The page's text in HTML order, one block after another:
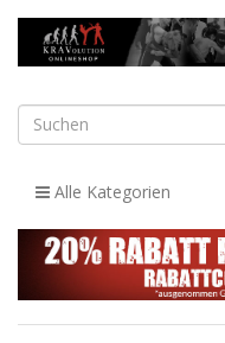
Alle Kategorien